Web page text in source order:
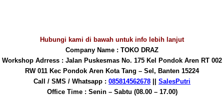
Hubungi kami di bawah untuk info lebih lanjut
Company Name : TOKO DRAZ
Workshop Adrress : Jalan Puskesmas No. 175 Kel Pondok Aren RT 002
RW 011 Kec Pondok Aren Kota Tang – Sel, Banten 15224
Call / SMS / Whatsapp : 085814562678 || SalesPutri
Office Time : Senin – Sabtu (08.00 – 17.00)